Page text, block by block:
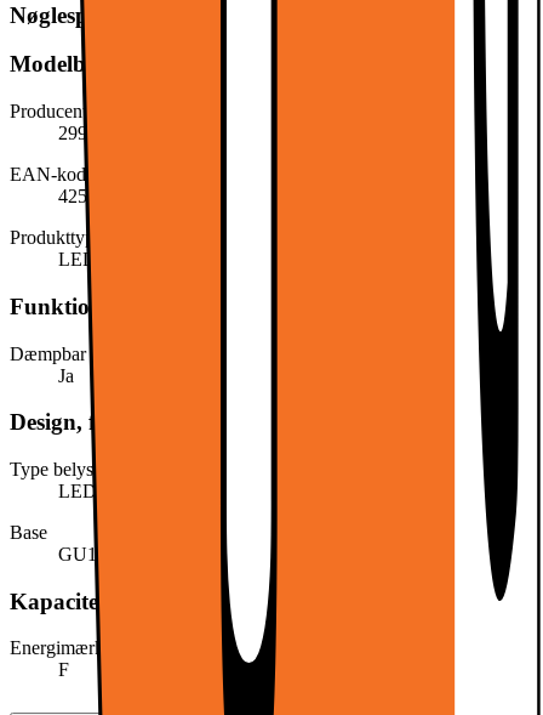
Nøglespecifikation
Modelbeskrivelse
Producentens varenummer
299039987
EAN-kode
4251171821215
Produkttype
LED-pære
Funktioner
Dæmpbar
Ja
Design, form og placering
Type belysning
LED
Base
GU10
Kapacitet, forbrug og strøm
Energimærke
F